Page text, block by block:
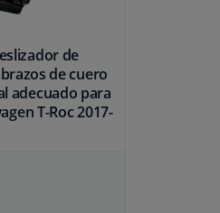
de
de cuero
adecuado para
T-Roc 2017-